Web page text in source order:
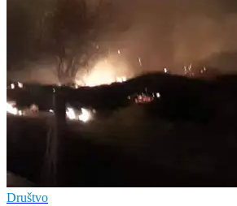
Društvo